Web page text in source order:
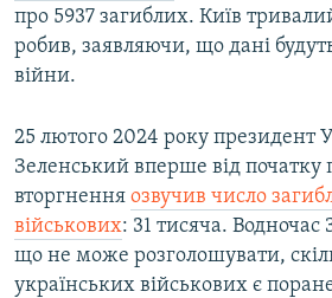
про 5937 загиблих. Київ
робив, заявляючи, що дані
війни.
25 лютого 2024 року президент
Зеленський вперше від
вторгнення озвучив число
військових: 31 тисяча. Водночас
що не може розголошувати,
українських військових є